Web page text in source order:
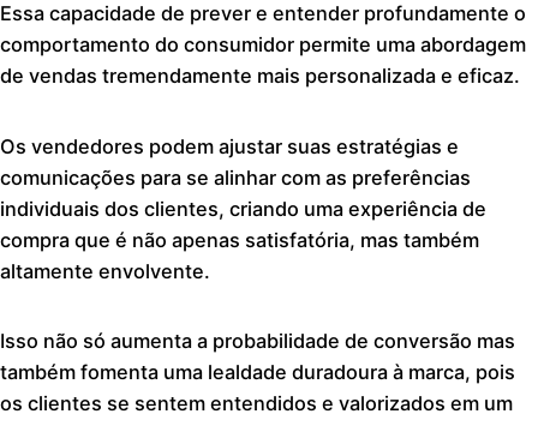
Essa capacidade de prever e entender profundamente o
comportamento do consumidor permite uma abordagem
de vendas tremendamente mais personalizada e eficaz.
Os vendedores podem ajustar suas estratégias e
comunicações para se alinhar com as preferências
individuais dos clientes, criando uma experiência de
compra que é não apenas satisfatória, mas também
altamente envolvente.
Isso não só aumenta a probabilidade de conversão mas
também fomenta uma lealdade duradoura à marca, pois
os clientes se sentem entendidos e valorizados em um